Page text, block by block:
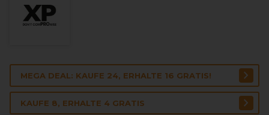
MEGA DEAL: KAUFE 24, ERHALTE 16 GRATIS!
KAUFE 8, ERHALTE 4 GRATIS